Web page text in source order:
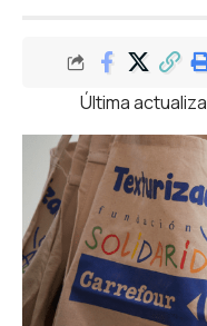
Última